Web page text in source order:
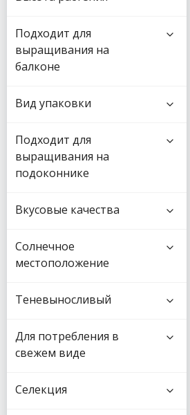
Подходит для
выращивания на
балконе
Вид упаковки
Подходит для
выращивания на
подоконнике
Вкусовые качества
Солнечное
местоположение
Теневыносливый
Для потребления в
свежем виде
Селекция